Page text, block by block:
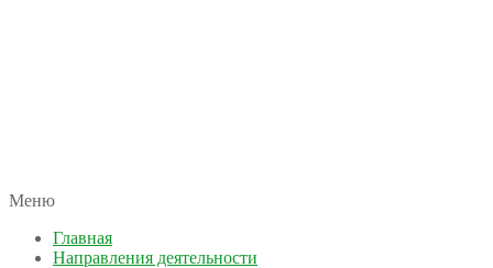
КОЛЫМА — ЗА ЖИЗНЬ
автономная некоммерческая организация
Меню
Главная
Направления деятельности